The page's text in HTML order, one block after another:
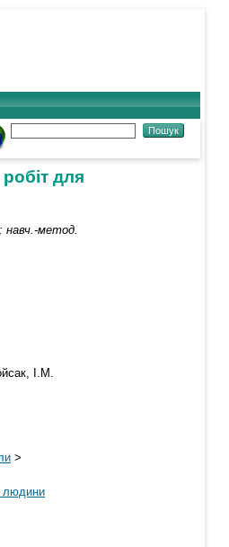
для
навч.-метод.
І.М.
>
людини